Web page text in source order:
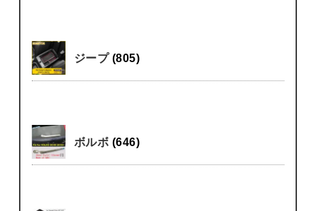
ジープ (805)
ボルボ (646)